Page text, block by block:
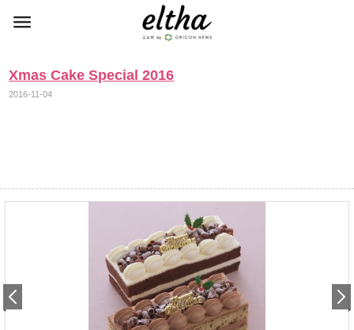
Xmas Cake Special 2016
2016-11-04